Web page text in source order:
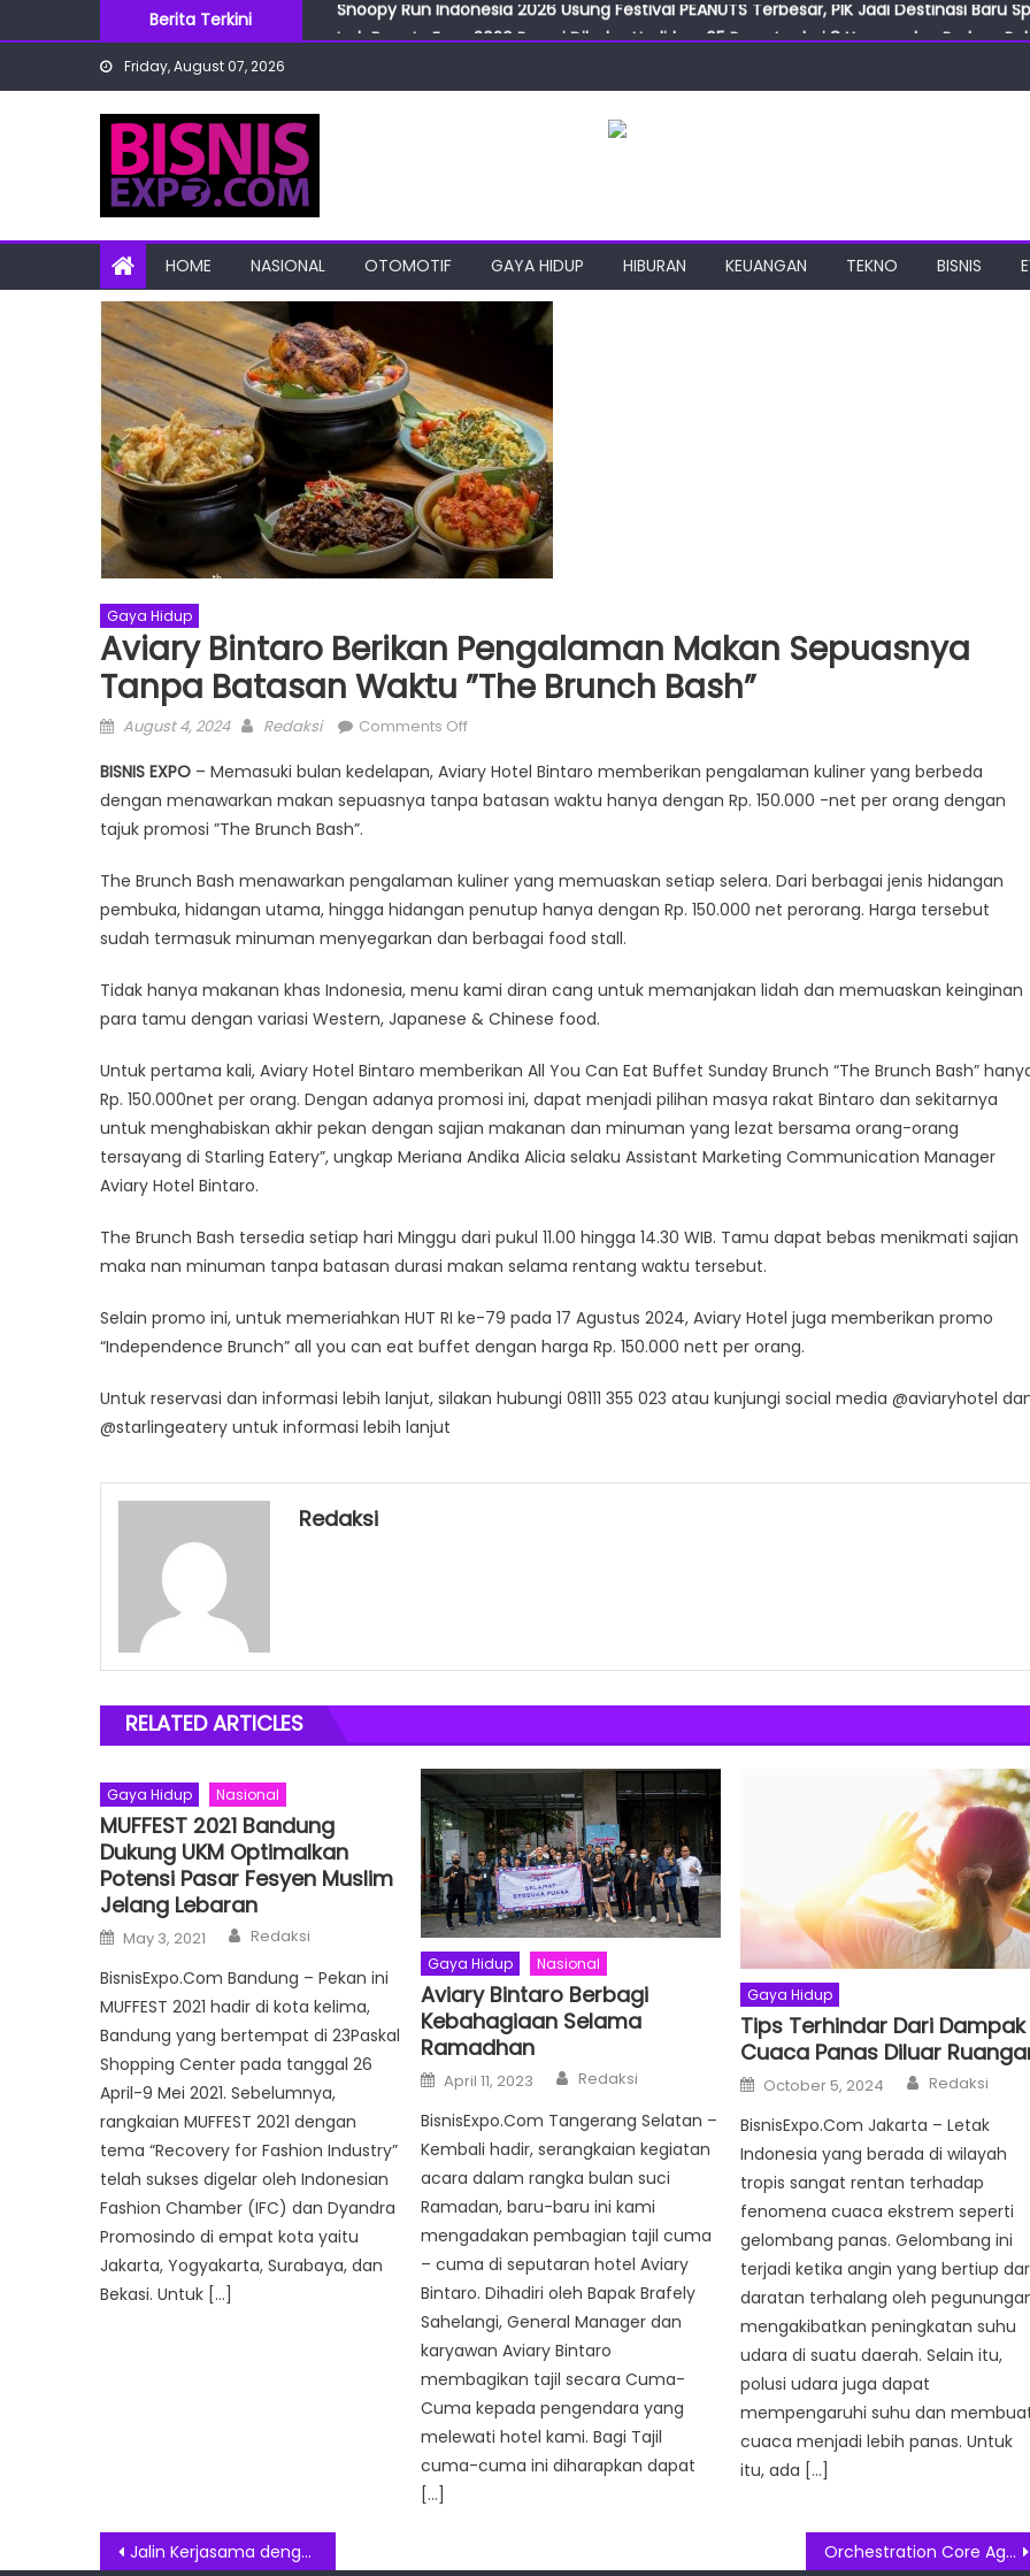
to
Berita Terkini
IndoBeauty Expo 2026 Resmi Dibuka, Hadirkan 65 Peserta dari 8 Negara dan Perluas
IndoHealthcare Gakeslab Expo 2026 Resmi Digelar, Tampilkan Teknologi Medis dan
BRI Cabang Mega Kuningan Gulirkan Program Jumat Berkah, Wujud Nyata Kepedulian
Snoopy Run Indonesia 2026 Usung Festival PEANUTS Terbesar, PIK Jadi Destinasi Baru
Friday, August 07, 2026
HOME NASIONAL OTOMOTIF GAYA HIDUP HIBURAN KEUANGAN TEKNO BISNIS
Gaya Hidup
Aviary Bintaro Berikan Pengalaman Makan Sepuasnya
Tanpa Batasan Waktu ”The Brunch Bash”
Posted
August 4, 2024 Author
Redaksi Comments Offon
Bintaro
Berikan
Sepuasnya
Tanpa
Batasan
”The
Brunch
BISNIS EXPO – Memasuki bulan kedelapan, Aviary Hotel Bintaro memberikan pengalaman kuliner yang berbeda
dengan menawarkan makan sepuasnya tanpa batasan waktu hanya dengan Rp. 150.000 -net per orang dengan
tajuk promosi ”The Brunch Bash”.
The Brunch Bash menawarkan pengalaman kuliner yang memuaskan setiap selera. Dari berbagai jenis hidangan
pembuka, hidangan utama, hingga hidangan penutup hanya dengan Rp. 150.000 net perorang. Harga tersebut
sudah termasuk minuman menyegarkan dan berbagai food stall.
Tidak hanya makanan khas Indonesia, menu kami diran cang untuk memanjakan lidah dan memuaskan keinginan
para tamu dengan variasi Western, Japanese & Chinese food.
Untuk pertama kali, Aviary Hotel Bintaro memberikan All You Can Eat Buffet Sunday Brunch “The Brunch Bash”
Rp. 150.000net per orang. Dengan adanya promosi ini, dapat menjadi pilihan masya rakat Bintaro dan sekitarnya
untuk menghabiskan akhir pekan dengan sajian makanan dan minuman yang lezat bersama orang-orang
tersayang di Starling Eatery”, ungkap Meriana Andika Alicia selaku Assistant Marketing Communication Manager
Aviary Hotel Bintaro.
The Brunch Bash tersedia setiap hari Minggu dari pukul 11.00 hingga 14.30 WIB. Tamu dapat bebas menikmati sajian
maka nan minuman tanpa batasan durasi makan selama rentang waktu tersebut.
Selain promo ini, untuk memeriahkan HUT RI ke-79 pada 17 Agustus 2024, Aviary Hotel juga memberikan promo
“Independence Brunch” all you can eat buffet dengan harga Rp. 150.000 nett per orang.
Untuk reservasi dan informasi lebih lanjut, silakan hubungi 08111 355 023 atau kunjungi social media @aviaryhotel
@starlingeatery untuk informasi lebih lanjut
Redaksi
RELATED ARTICLES
Gaya Hidup Nasional
MUFFEST 2021 Bandung
Dukung UKM Optimalkan
Potensi Pasar Fesyen Muslim
Jelang Lebaran
Posted
on
May 3, 2021 Author
Redaksi
BisnisExpo.Com Bandung – Pekan ini
MUFFEST 2021 hadir di kota kelima,
Bandung yang bertempat di 23Paskal
Shopping Center pada tanggal 26
April-9 Mei 2021. Sebelumnya,
rangkaian MUFFEST 2021 dengan
tema “Recovery for Fashion Industry”
telah sukses digelar oleh Indonesian
Fashion Chamber (IFC) dan Dyandra
Promosindo di empat kota yaitu
Jakarta, Yogyakarta, Surabaya, dan
Bekasi. Untuk […]
Gaya Hidup Nasional
Aviary Bintaro Berbagi
Kebahagiaan Selama
Ramadhan
Posted
on
April 11, 2023 Author
Redaksi
BisnisExpo.Com Tangerang Selatan –
Kembali hadir, serangkaian kegiatan
acara dalam rangka bulan suci
Ramadan, baru-baru ini kami
mengadakan pembagian tajil cuma
– cuma di seputaran hotel Aviary
Bintaro. Dihadiri oleh Bapak Brafely
Sahelangi, General Manager dan
karyawan Aviary Bintaro
membagikan tajil secara Cuma-
Cuma kepada pengendara yang
melewati hotel kami. Bagi Tajil
cuma-cuma ini diharapkan dapat
[…]
Gaya Hidup
Tips Terhindar Dari Dampak
Cuaca Panas Diluar
Posted
on
October 5, 2024 Author
Redaksi
BisnisExpo.Com Jakarta – Letak
Indonesia yang berada di wilayah
tropis sangat rentan terhadap
fenomena cuaca ekstrem seperti
gelombang panas. Gelombang ini
terjadi ketika angin yang bertiup
daratan terhalang oleh
mengakibatkan peningkatan suhu
udara di suatu daerah. Selain itu,
polusi udara juga dapat
mempengaruhi suhu dan
cuaca menjadi lebih panas. Untuk
itu, ada […]
Post
Jalin Kerjasama dengan SCSA Western Australia, Putera Sampoerna Foundation Komitmen Tingkatkan Kualitas Pendidikan di Indonesia Orchestration Core Agoric, Inovasi Baru dalam Transaksi Blockchain